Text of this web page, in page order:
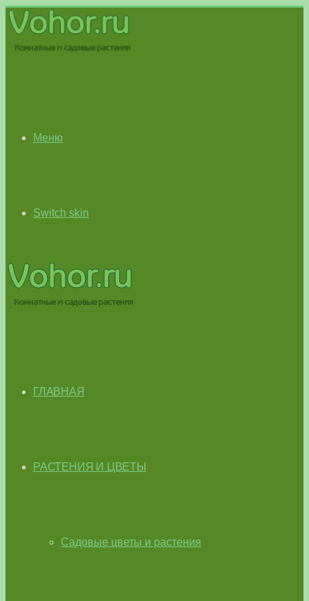
Меню
Switch skin
ГЛАВНАЯ
РАСТЕНИЯ И ЦВЕТЫ
Садовые цветы и растения